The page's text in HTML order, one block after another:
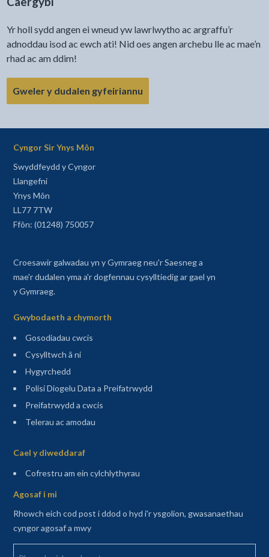
Yr holl sydd angen ei wneud yw lawrlwytho ac argraffu’r
adnoddau isod ac ewch ati! Nid oes angen archebu lle ac mae’n
rhad ac am ddim!
Gweler y dudalen gyfeiriannu
Cyngor Sir Ynys Môn
Swyddfeydd y Cyngor
Llangefni
Ynys Môn
LL77 7TW
Ffôn: (01248) 750057
Croesawir galwadau yn y Gymraeg neu'r Saesneg a
mae'r dudalen yma a'r dogfennau cysylltiedig ar gael yn
y Gymraeg.
Gwybodaeth a chymorth
Gosodiadau cwcis
Cysylltwch â ni
Hygyrchedd
Polisi Diogelu Data a Preifatrwydd
Preifatrwydd a cwcis
Telerau ac amodau
Cael y diweddaraf
Cofrestru am ein cylchlythyrau(agor mewn tab newydd)
Agosaf i mi
Rhowch eich cod post i ddod o hyd i'r ysgolion, gwasanaethau
cyngor agosaf a mwy
Rhowch eich cod post yma